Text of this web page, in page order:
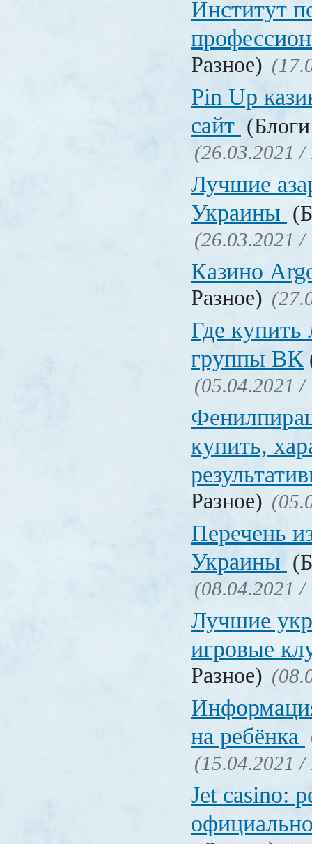
Институт
Разное)
Pin Up
сайт
(26.03.2021 /
Лучшие
Украины
(26.03.2021 /
Казино
Разное)
Где купить
группы ВК
(05.04.2021 /
купить,
Разное)
Перечень
Украины
(08.04.2021 /
Лучшие
игровые
Разное)
на ребёнка
(15.04.2021 /
Jet casino: